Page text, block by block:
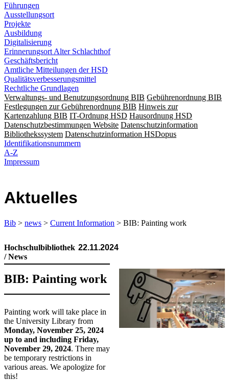
Führungen
Ausstellungsort
Projekte
Ausbildung
Digitalisierung
Erinnerungsort Alter Schlachthof
Geschäftsbericht
Amtliche Mitteilungen der HSD
Qualitätsverbesserungsmittel
Rechtliche Grundlagen
Verwaltungs- und Benutzungsordnung BIB Gebührenordnung BIB
Festlegungen zur Gebührenordnung BIB Hinweis zur
Kartenzahlung BIB IT-Ordnung HSD Hausordnung HSD
Datenschutzbestimmungen Website Datenschutzinformation
Bibliothekssystem Datenschutzinformation HSDopus
Identifikationsnummern
A-Z
Impressum
Aktuelles
Bib > news > Current Information > BIB: Painting work
Hochschulbibliothek
/ News
22.11.2024
BIB: Painting work
Painting work will take place in
the University Library from
Monday, November 25, 2024
up to and including Friday,
November 29, 2024. There may
be temporary restrictions in
various areas. We apologize for
this!​​